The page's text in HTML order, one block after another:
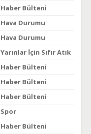
Haber Bülteni
Hava Durumu
Hava Durumu
Yarınlar İçin Sıfır Atık
Haber Bülteni
Haber Bülteni
Haber Bülteni
Spor
Haber Bülteni